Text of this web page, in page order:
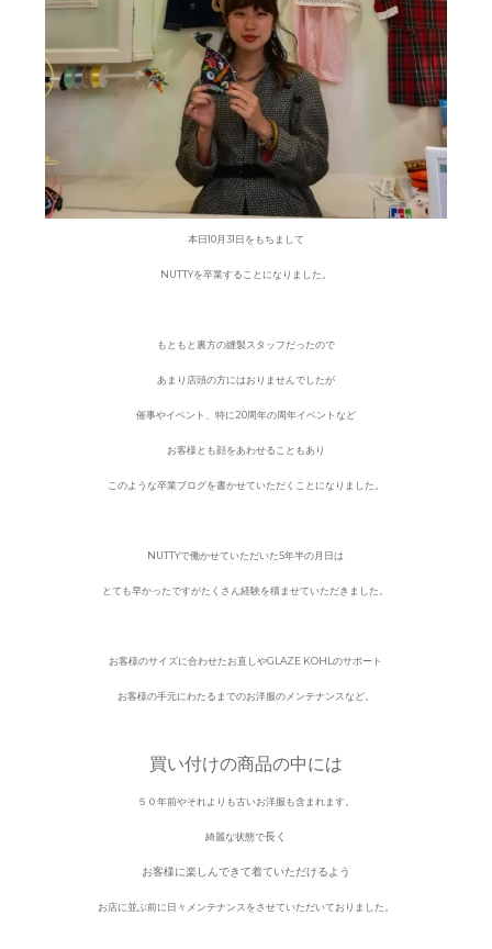
本日10月31日をもちまして
NUTTYを卒業することになりました。
もともと裏方の縫製スタッフだったので
あまり店頭の方にはおりませんでしたが
催事やイベント、特に20周年の周年イベントなど
お客様とも顔をあわせることもあり
このような卒業ブログを書かせていただくことになりました。
NUTTYで働かせていただいた5年半の月日は
とても早かったですがたくさん経験を積ませていただきました。
お客様のサイズに合わせたお直しやGLAZE KOHLのサポート
お客様の手元にわたるまでのお洋服のメンテナンスなど。
買い付けの商品の中には
５０年前やそれよりも古いお洋服も含まれます。
綺麗な状態で長く
お客様に楽しんできて着ていただけるよう
お店に並ぶ前に日々メンテナンスをさせていただいておりました。